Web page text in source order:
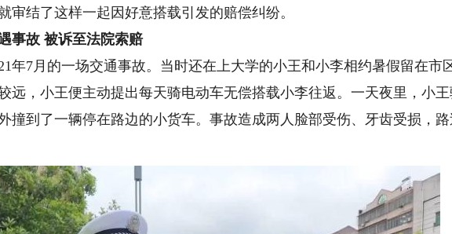
审结了这样一起因好意搭载引发的赔偿纠纷。
故 被诉至法院索赔
7月的一场交通事故。当时还在上大学的小王和小李相约暑假留在市
远，小王便主动提出每天骑电动车无偿搭载小李往返。一天夜里，小
撞到了一辆停在路边的小货车。事故造成两人脸部受伤、牙齿受损，路